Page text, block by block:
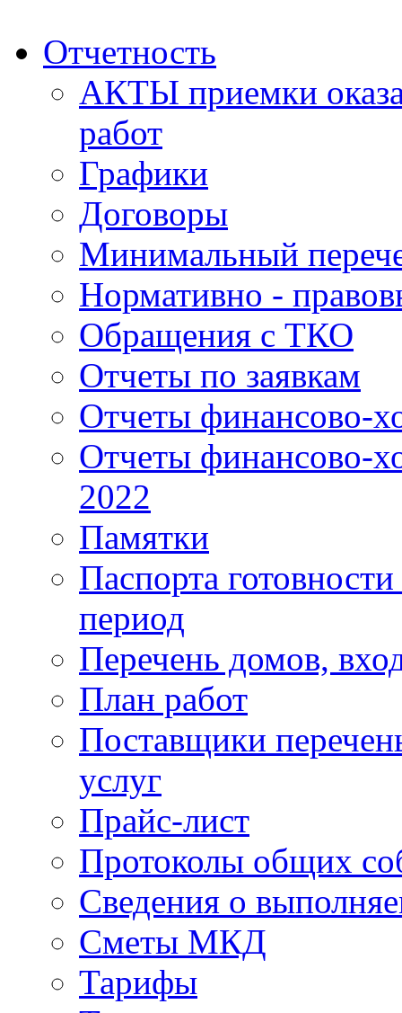
Отчетность
АКТЫ приемки
работ
Графики
Договоры
Минимальный
Нормативно -
Обращения с ТКО
Отчеты по заявкам
Отчеты финансово-
Отчеты финансово-
2022
Памятки
Паспорта
период
Перечень домов,
План работ
Поставщики
услуг
Прайс-лист
Протоколы общих
Сведения о
Сметы МКД
Тарифы